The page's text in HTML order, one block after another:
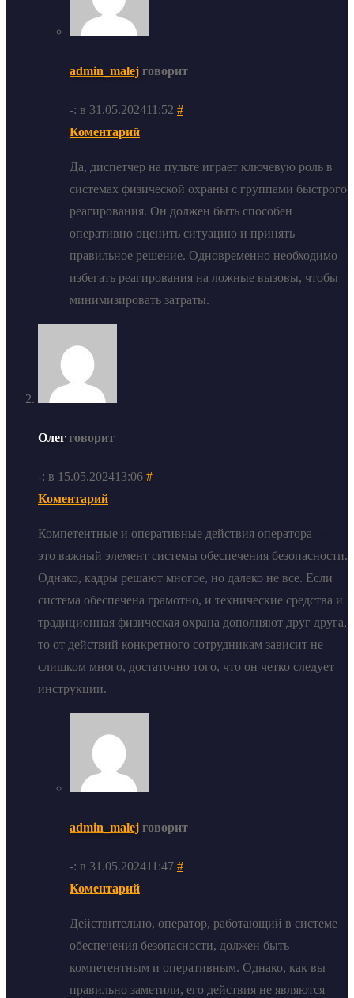
admin_malej говорит
-: в 31.05.202411:52 #
Коментарий
Да, диспетчер на пульте играет ключевую роль в
системах физической охраны с группами быстрого
реагирования. Он должен быть способен
оперативно оценить ситуацию и принять
правильное решение. Одновременно необходимо
избегать реагирования на ложные вызовы, чтобы
минимизировать затраты.
Олег говорит
-: в 15.05.202413:06 #
Коментарий
Компетентные и оперативные действия оператора —
это важный элемент системы обеспечения безопасности.
Однако, кадры решают многое, но далеко не все. Если
система обеспечена грамотно, и технические средства и
традиционная физическая охрана дополняют друг друга,
то от действий конкретного сотрудникам зависит не
слишком много, достаточно того, что он четко следует
инструкции.
admin_malej говорит
-: в 31.05.202411:47 #
Коментарий
Действительно, оператор, работающий в системе
обеспечения безопасности, должен быть
компетентным и оперативным. Однако, как вы
правильно заметили, его действия не являются